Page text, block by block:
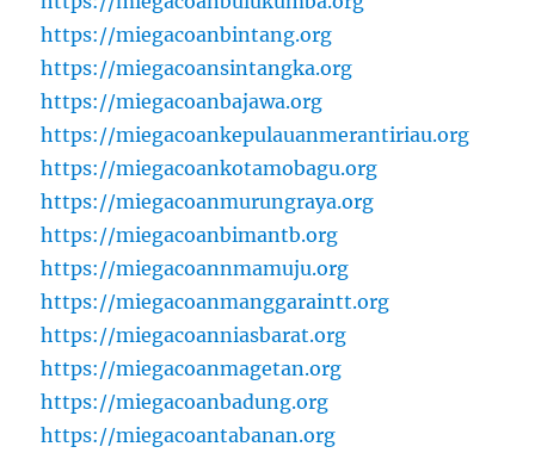
https://miegacoanbintang.org
https://miegacoansintangka.org
https://miegacoanbajawa.org
https://miegacoankepulauanmerantiriau.org
https://miegacoankotamobagu.org
https://miegacoanmurungraya.org
https://miegacoanbimantb.org
https://miegacoannmamuju.org
https://miegacoanmanggaraintt.org
https://miegacoanniasbarat.org
https://miegacoanmagetan.org
https://miegacoanbadung.org
https://miegacoantabanan.org